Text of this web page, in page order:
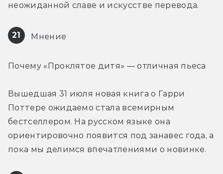
неожиданной славе и искусстве перевода.
21 Мнение
Почему «Проклятое дитя» — отличная пьеса
Вышедшая 31 июля новая книга о Гарри
Поттере ожидаемо стала всемирным
бестселлером. На русском языке она
ориентировочно появится под занавес года, а
пока мы делимся впечатлениями о новинке.